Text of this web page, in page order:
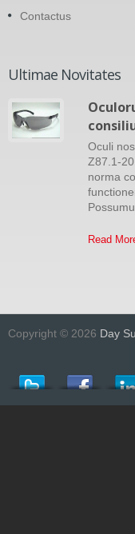
Contactus
Ultimae Novitates
Oculi
Z87.1-
norma
Read
Copyright © 2026 Day